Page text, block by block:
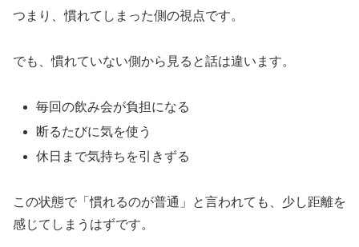
つまり、慣れてしまった側の視点です。
でも、慣れていない側から見ると話は違います。
毎回の飲み会が負担になる
断るたびに気を使う
休日まで気持ちを引きずる
この状態で「慣れるのが普通」と言われても、少し距離を
感じてしまうはずです。